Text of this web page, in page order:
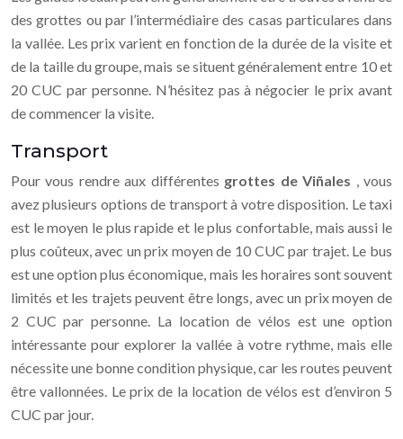
des grottes ou par l’intermédiaire des casas particulares dans
la vallée. Les prix varient en fonction de la durée de la visite et
de la taille du groupe, mais se situent généralement entre 10 et
20 CUC par personne. N’hésitez pas à négocier le prix avant
de commencer la visite.
Transport
Pour vous rendre aux différentes grottes de Viñales , vous
avez plusieurs options de transport à votre disposition. Le taxi
est le moyen le plus rapide et le plus confortable, mais aussi le
plus coûteux, avec un prix moyen de 10 CUC par trajet. Le bus
est une option plus économique, mais les horaires sont souvent
limités et les trajets peuvent être longs, avec un prix moyen de
2 CUC par personne. La location de vélos est une option
intéressante pour explorer la vallée à votre rythme, mais elle
nécessite une bonne condition physique, car les routes peuvent
être vallonnées. Le prix de la location de vélos est d’environ 5
CUC par jour.